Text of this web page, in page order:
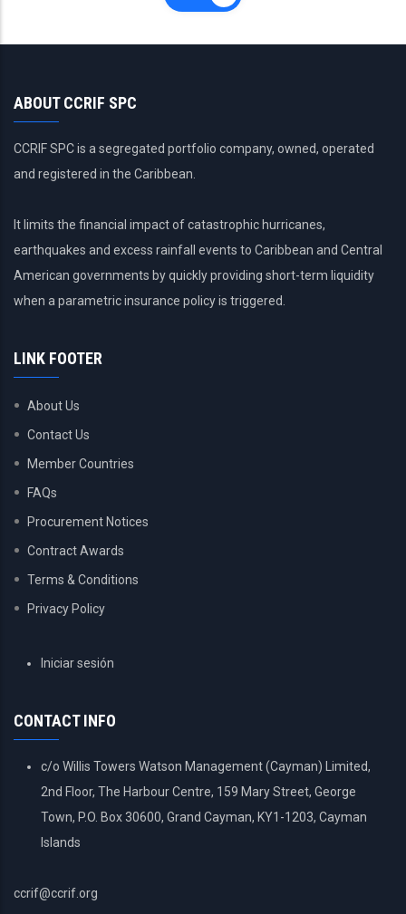
ABOUT CCRIF SPC
CCRIF SPC is a segregated portfolio company, owned, operated
and registered in the Caribbean.
It limits the financial impact of catastrophic hurricanes,
earthquakes and excess rainfall events to Caribbean and Central
American governments by quickly providing short-term liquidity
when a parametric insurance policy is triggered.
LINK FOOTER
About Us
Contact Us
Member Countries
FAQs
Procurement Notices
Contract Awards
Terms & Conditions
Privacy Policy
USERIniciar sesión
CONTACT INFO
c/o Willis Towers Watson Management (Cayman) Limited,
2nd Floor, The Harbour Centre, 159 Mary Street, George
Town, P.O. Box 30600, Grand Cayman, KY1-1203, Cayman
Islands
ccrif@ccrif.org